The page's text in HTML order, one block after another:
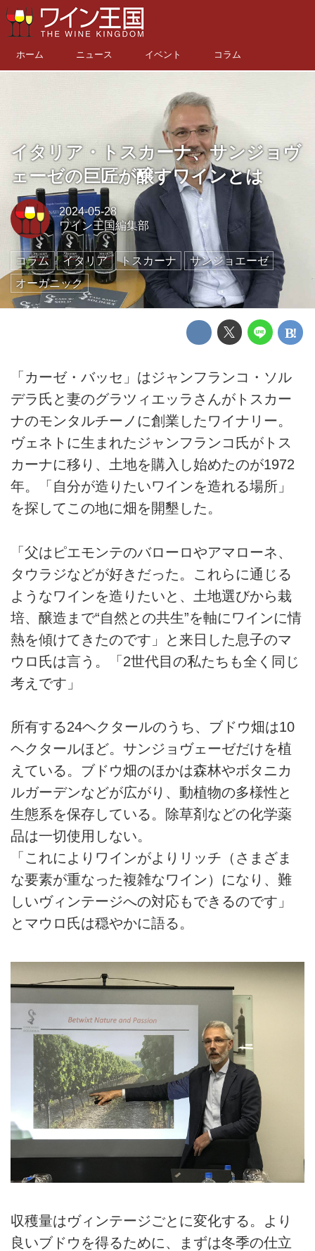
ホーム ニュース イベント コラム
イタリア・トスカーナ、サンジョヴ
ェーゼの巨匠が醸すワインとは
2024-05-28
ワイン王国編集部
コラム イタリア トスカーナ
サンジョエーゼ
オーガニック
「カーゼ・バッセ」はジャンフランコ・ソル
デラ氏と妻のグラツィエッラさんがトスカー
ナのモンタルチーノに創業したワイナリー。
ヴェネトに生まれたジャンフランコ氏がトス
カーナに移り、土地を購入し始めたのが1972
年。「自分が造りたいワインを造れる場所」
を探してこの地に畑を開墾した。
「父はピエモンテのバローロやアマローネ、
タウラジなどが好きだった。これらに通じる
ようなワインを造りたいと、土地選びから栽
培、醸造まで“自然との共生”を軸にワインに情
熱を傾けてきたのです」と来日した息子のマ
ウロ氏は言う。「2世代目の私たちも全く同じ
考えです」
所有する24ヘクタールのうち、ブドウ畑は10
ヘクタールほど。サンジョヴェーゼだけを植
えている。ブドウ畑のほかは森林やボタニカ
ルガーデンなどが広がり、動植物の多様性と
生態系を保存している。除草剤などの化学薬
品は一切使用しない。
「これによりワインがよりリッチ（さまざま
な要素が重なった複雑なワイン）になり、難
しいヴィンテージへの対応もできるのです」
とマウロ氏は穏やかに語る。
収穫量はヴィンテージごとに変化する。より
良いブドウを得るために、まずは冬季の仕立